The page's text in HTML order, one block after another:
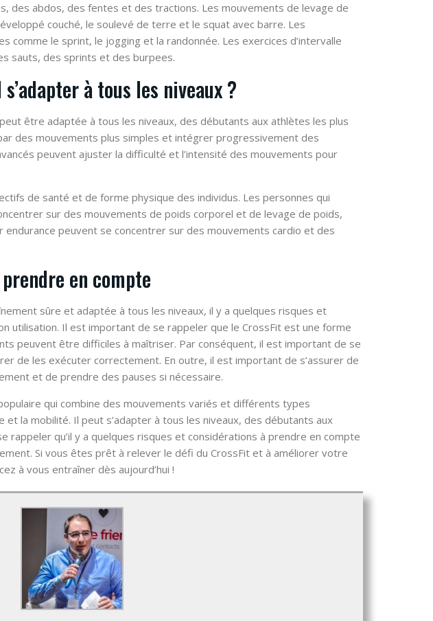
des abdos, des fentes et des tractions. Les mouvements de levage de
couché, le soulevé de terre et le squat avec barre. Les
comme le sprint, le jogging et la randonnée. Les exercices d’intervalle
sauts, des sprints et des burpees.
à tous les niveaux ?
être adaptée à tous les niveaux, des débutants aux athlètes les plus
des mouvements plus simples et intégrer progressivement des
peuvent ajuster la difficulté et l’intensité des mouvements pour
de santé et de forme physique des individus. Les personnes qui
sur des mouvements de poids corporel et de levage de poids,
endurance peuvent se concentrer sur des mouvements cardio et des
en compte
sûre et adaptée à tous les niveaux, il y a quelques risques et
utilisation. Il est important de se rappeler que le CrossFit est une forme
peuvent être difficiles à maîtriser. Par conséquent, il est important de se
de les exécuter correctement. En outre, il est important de s’assurer de
et de prendre des pauses si nécessaire.
qui combine des mouvements variés et différents types
et la mobilité. Il peut s’adapter à tous les niveaux, des débutants aux
rappeler qu’il y a quelques risques et considérations à prendre en compte
Si vous êtes prêt à relever le défi du CrossFit et à améliorer votre
à vous entraîner dès aujourd’hui !